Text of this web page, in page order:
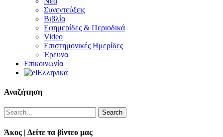
Συνεντεύξεις
Βιβλία
Εφημερίδες & Περιοδικά
Video
Επιστημονικές Ημερίδες
Έρευνα
Επικοινωνία
Ελληνικα
Αναζήτηση
Search
Άκος | Δείτε τα βίντεο μας